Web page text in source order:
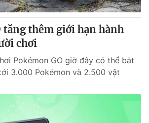
tăng thêm giới hạn hành
chơi
Pokémon GO giờ đây có thể bắt
3.000 Pokémon và 2.500 vật